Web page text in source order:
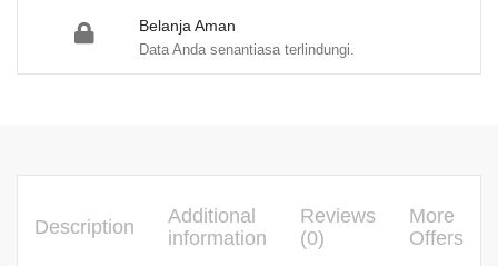
Belanja Aman
Data Anda senantiasa terlindungi.
Description
Additional
information
Reviews
(0)
More
Offers